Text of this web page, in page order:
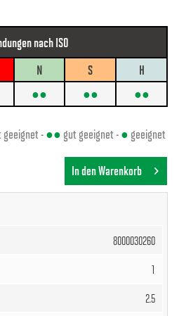
nach ISO
N S
H
●● ●● ●●
-●● gut geeignet -● geeignet
In den Warenkorb
8000030260
1
2.5